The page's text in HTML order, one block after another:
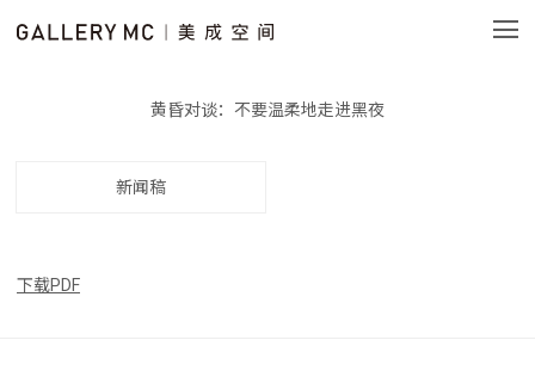
黄昏对谈：不要温柔地走进黑夜
新闻稿
下载PDF